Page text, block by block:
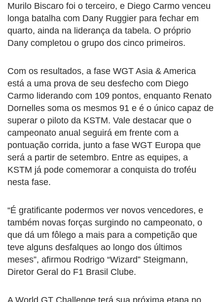
Murilo Biscaro foi o terceiro, e Diego Carmo venceu
longa batalha com Dany Ruggier para fechar em
quarto, ainda na liderança da tabela. O próprio
Dany completou o grupo dos cinco primeiros.
Com os resultados, a fase WGT Asia & America
está a uma prova de seu desfecho com Diego
Carmo liderando com 109 pontos, enquanto Renato
Dornelles soma os mesmos 91 e é o único capaz de
superar o piloto da KSTM. Vale destacar que o
campeonato anual seguirá em frente com a
pontuação corrida, junto a fase WGT Europa que
será a partir de setembro. Entre as equipes, a
KSTM já pode comemorar a conquista do troféu
nesta fase.
“É gratificante podermos ver novos vencedores, e
também novas forças surgindo no campeonato, o
que dá um fôlego a mais para a competição que
teve alguns desfalques ao longo dos últimos
meses”, afirmou Rodrigo “Wizard” Steigmann,
Diretor Geral do F1 Brasil Clube.
A World GT Challenge terá sua próxima etapa no